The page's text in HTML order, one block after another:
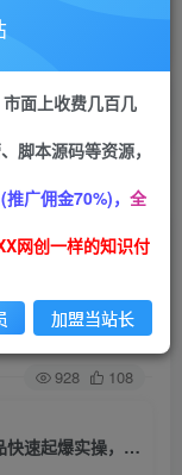
招募站长
APP下载
GO
多新品快速起
关注 私信
928 108
未央拼多多快速流量起爆实操，拼多多新品快速起爆实操，看完不走弯路
面上收费几百几
脚本源码等资源，
广佣金70%)， 全
网创一样的知识付
加盟当站长